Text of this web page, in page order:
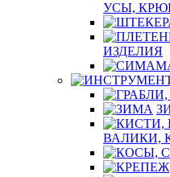
УСЫ,
ИЗДЕЛИЯ
ВАЛИКИ,